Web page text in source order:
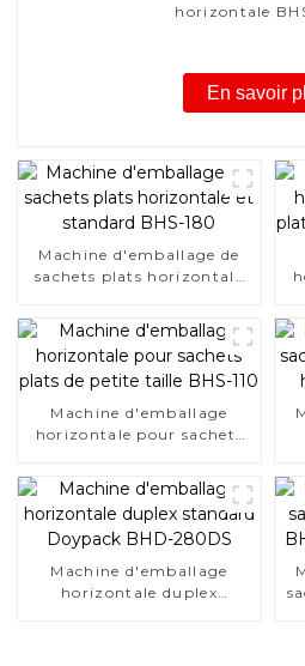
horizontale
En savoir
Machine d'emballage de
sachets plats horizontale
Machine d'emballage
horizontale pour sachets
Machine d'emballage
horizontale duplex